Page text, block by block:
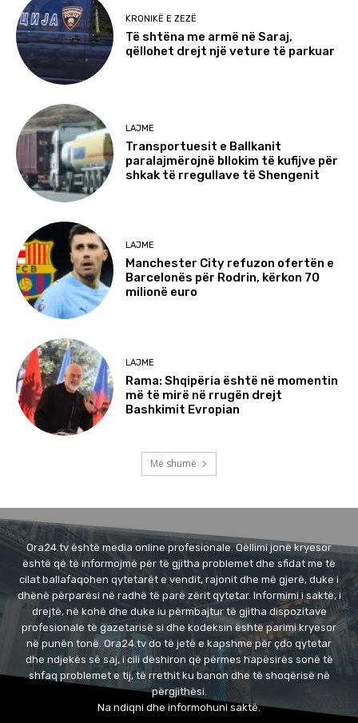
KRONIKË E ZEZË
Të shtëna me armë në Saraj,
qëllohet drejt një veture të parkuar
LAJME
Transportuesit e Ballkanit
paralajmërojnë bllokim të kufijve për
shkak të rregullave të Shengenit
LAJME
Manchester City refuzon ofertën e
Barcelonës për Rodrin, kërkon 70
milionë euro
LAJME
Rama: Shqipëria është në momentin
më të mirë në rrugën drejt
Bashkimit Evropian
Më shumë
Ora24.tv është media online profesionale. Qëllimi jonë kryesor
është që të informojmë për të gjitha problemet dhe sfidat me të
cilat ballafaqohen qytetarët e vendit, rajonit dhe më gjerë, duke i
dhënë përparësi në radhë të parë zërit qytetar. Informimi i saktë, i
drejtë, në kohë dhe duke iu përmbajtur të gjitha dispozitave
profesionale të gazetarisë si dhe kodeksin është parimi kryesor
në punën tonë. Ora24.tv do të jetë e kapshme për çdo qytetar
dhe ndjekës së saj, i cili dëshiron që përmes hapësirës sonë të
shfaq problemet e tij, të rrethit ku banon dhe të shoqërisë në
përgjithësi.
Na ndiqni dhe informohuni saktë.